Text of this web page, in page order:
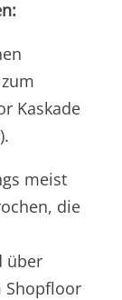
Kaskade
meist
die
über
Shopfloor